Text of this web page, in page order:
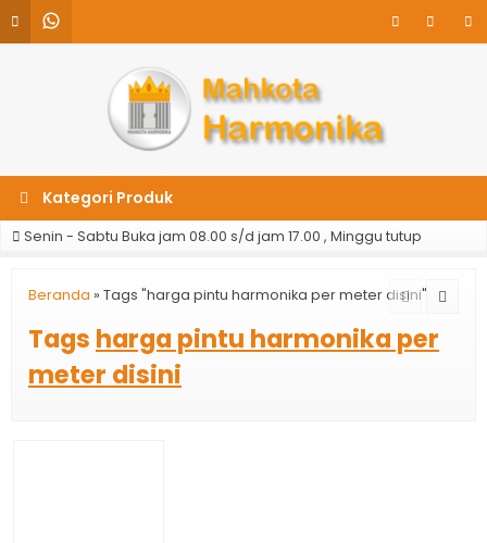
Kategori Produk
Senin - Sabtu Buka jam 08.00 s/d jam 17.00 , Minggu tutup
Beranda » Tags "harga pintu harmonika per meter disini"
Tags harga pintu harmonika per
meter disini